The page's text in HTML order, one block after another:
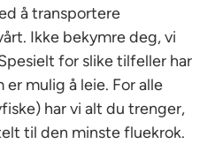
å transportere
Ikke bekymre deg, vi
for slike tilfeller har
mulig å leie. For alle
har vi alt du trenger,
til den minste fluekrok.